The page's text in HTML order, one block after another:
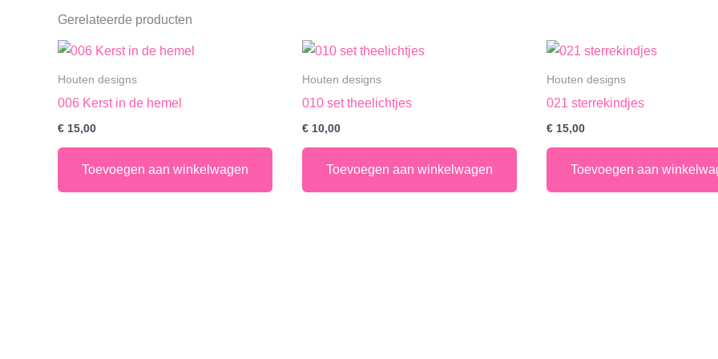
Gerelateerde producten
Houten designs
006 Kerst in de hemel
€ 15,00
Toevoegen aan winkelwagen
Houten designs
010 set theelichtjes
€ 10,00
Toevoegen aan winkelwagen
Houten designs
021 sterrekindjes
€ 15,00
Toevoegen aan